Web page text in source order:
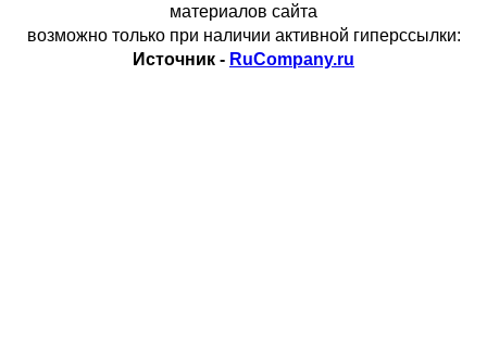
материалов сайта
возможно только при наличии активной гиперссылки:
Источник - RuCompany.ru